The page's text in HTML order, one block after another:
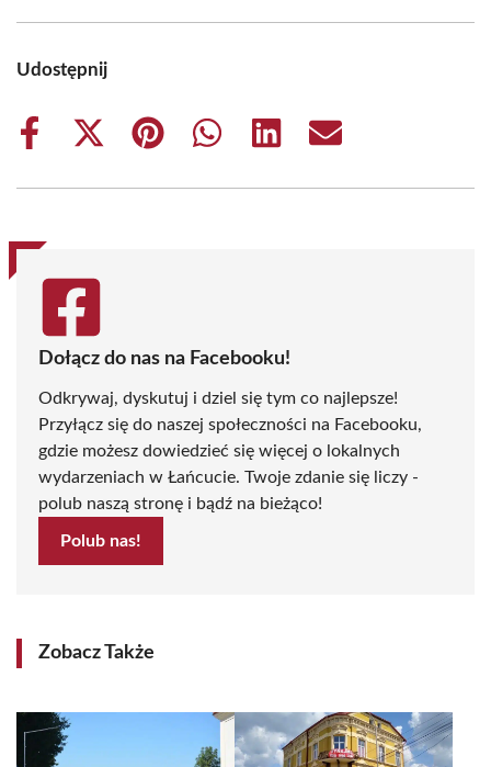
Udostępnij
Share
Share
(Twitter)
Share
Share
Share
Share
Dołącz do nas na Facebooku!
Odkrywaj, dyskutuj i dziel się tym co najlepsze!
Przyłącz się do naszej społeczności na Facebooku,
gdzie możesz dowiedzieć się więcej o lokalnych
wydarzeniach w Łańcucie. Twoje zdanie się liczy -
polub naszą stronę i bądź na bieżąco!
Polub nas!
Zobacz Także